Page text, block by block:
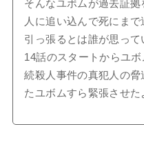
そんなユボムが過去証
人に追い込んで死にま
引っ張るとは誰が思って
14話のスタートからユ
続殺人事件の真犯人の
たユボムすら緊張させた